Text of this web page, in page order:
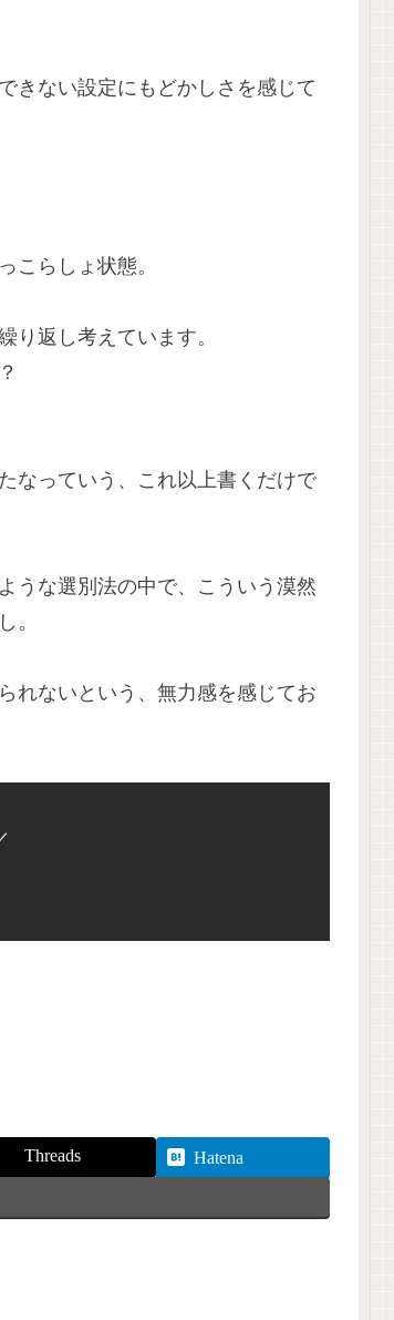
きない設定にもどかしさを感じて
こらしょ状態。
り返し考えています。
なっていう、これ以上書くだけで
うな選別法の中で、こういう漠然
。
れないという、無力感を感じてお
Threads
Hatena